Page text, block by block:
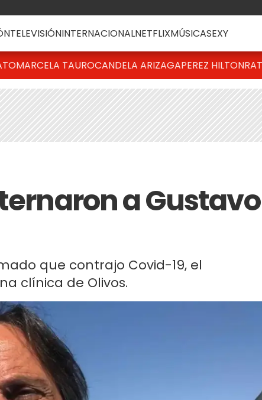
TELEVISIÓNINTERNACIONALNETFLIXMÚSICASEXY
MARCELA TAUROCANDELA ARIZAGAPEREZ HILTON
a Gustavo
que contrajo Covid-19, el
clínica de Olivos.